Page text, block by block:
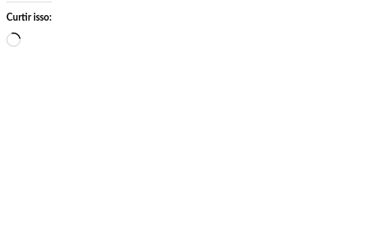
Curtir isso:
Carregando…